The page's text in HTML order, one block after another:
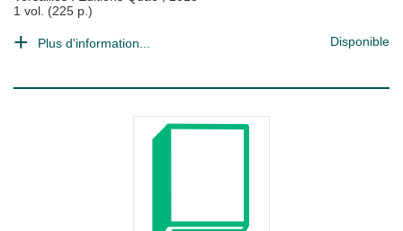
1 vol. (225 p.)
Plus d'information... Disponible